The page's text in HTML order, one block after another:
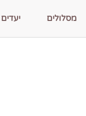
מסלולים יעדים